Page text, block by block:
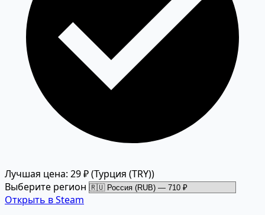
Лучшая цена: 29 ₽(Турция (TRY))
Выберите регион
Открыть в Steam